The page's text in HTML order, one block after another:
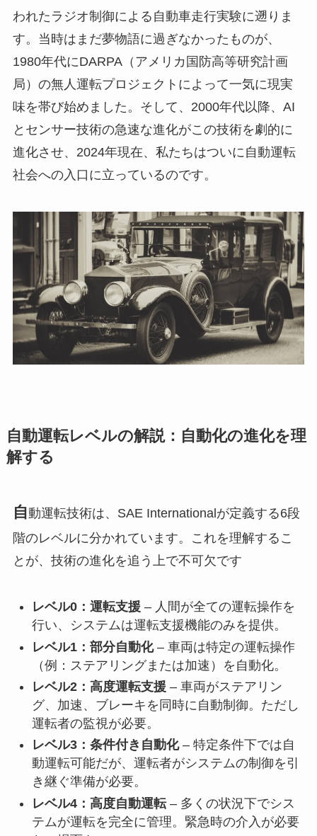
われたラジオ制御による自動車走行実験に遡りま
す。当時はまだ夢物語に過ぎなかったものが、
1980年代にDARPA（アメリカ国防高等研究計画
局）の無人運転プロジェクトによって一気に現実
味を帯び始めました。そして、2000年代以降、AI
とセンサー技術の急速な進化がこの技術を劇的に
進化させ、2024年現在、私たちはついに自動運転
社会への入口に立っているのです。
自動運転レベルの解説：自動化の進化を理
解する
自動運転技術は、SAE Internationalが定義する6段
階のレベルに分かれています。これを理解するこ
とが、技術の進化を追う上で不可欠です
レベル0：運転支援 – 人間が全ての運転操作を
行い、システムは運転支援機能のみを提供。
レベル1：部分自動化– 車両は特定の運転操作
（例：ステアリングまたは加速）を自動化。
レベル2：高度運転支援 – 車両がステアリン
グ、加速、ブレーキを同時に自動制御。ただし
運転者の監視が必要。
レベル3：条件付き自動化– 特定条件下では自
動運転可能だが、運転者がシステムの制御を引
き継ぐ準備が必要。
レベル4：高度自動運転– 多くの状況下でシス
テムが運転を完全に管理。緊急時の介入が必要